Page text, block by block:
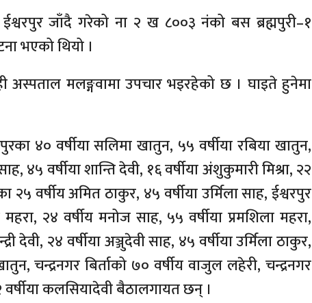
ईश्वरपुर जाँदै गरेको ना २ ख ८००३ नंको बस ब्रह्मपुरी–१
भएको थियो ।
अस्पताल मलङ्गवामा उपचार भइरहेको छ । घाइते हुनेमा
४० वर्षीया सलिमा खातुन, ५५ वर्षीया रबिया खातुन,
४५ वर्षीया शान्ति देवी, १६ वर्षीया अंशुकुमारी मिश्रा, २२
२५ वर्षीय अमित ठाकुर, ४५ वर्षीया उर्मिला साह, ईश्वरपुर
२४ वर्षीय मनोज साह, ५५ वर्षीया प्रमशिला महरा,
देवी, २४ वर्षीया अञ्जुदेवी साह, ४५ वर्षीया उर्मिला ठाकुर,
चन्द्रनगर बिर्ताको ७० वर्षीय वाजुल लहेरी, चन्द्रनगर
वर्षीया कलसियादेवी बैठालगायत छन् ।